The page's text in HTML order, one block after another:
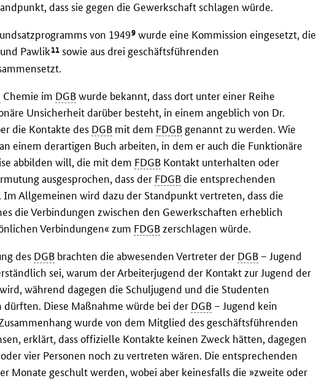
dass sie gegen die Gewerkschaft schlagen würde.
von 19499 wurde eine Kommission eingesetzt, die
Pawlik11 sowie aus drei geschäftsführenden
Chemie im DGBwurde bekannt, dass dort unter einer Reihe
Unsicherheit darüber besteht, in einem angeblich von Dr.
die Kontakte des DGB mit dem FDGB genannt zu werden. Wie
einem derartigen Buch arbeiten, in dem er auch die Funktionäre
abbilden will, die mit dem FDGB Kontakt unterhalten oder
ausgesprochen, dass der FDGBdie entsprechenden
Allgemeinen wird dazu der Standpunkt vertreten, dass die
die Verbindungen zwischen den Gewerkschaften erheblich
Verbindungen« zum FDGB zerschlagen würde.
des DGB brachten die abwesenden Vertreter der DGB – Jugend
sei, warum der Arbeiterjugend der Kontakt zur Jugend der
während dagegen die Schuljugend und die Studenten
Diese Maßnahme würde bei der DGB – Jugend kein
wurde von dem Mitglied des geschäftsführenden
erklärt, dass offizielle Kontakte keinen Zweck hätten, dagegen
vier Personen noch zu vertreten wären. Die entsprechenden
Monate geschult werden, wobei aber keinesfalls die »zweite oder